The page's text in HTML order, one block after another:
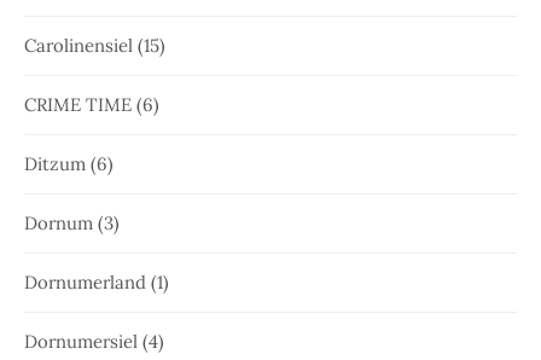
Carolinensiel (15)
CRIME TIME (6)
Ditzum (6)
Dornum (3)
Dornumerland (1)
Dornumersiel (4)